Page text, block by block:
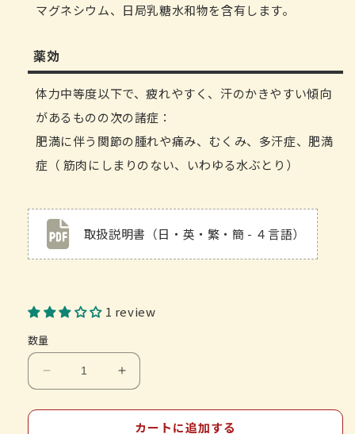
マグネシウム、日局乳糖水和物を含有します。
薬効
体力中等度以下で、疲れやすく、汗のかきやすい傾向
があるものの次の諸症：
肥満に伴う関節の腫れや痛み、むくみ、多汗症、肥満
症（ 筋肉にしまりのない、いわゆる水ぶとり）
取扱説明書（日・英・繁・簡 - ４言語）
1 review
数量
ツ
カートに追加する